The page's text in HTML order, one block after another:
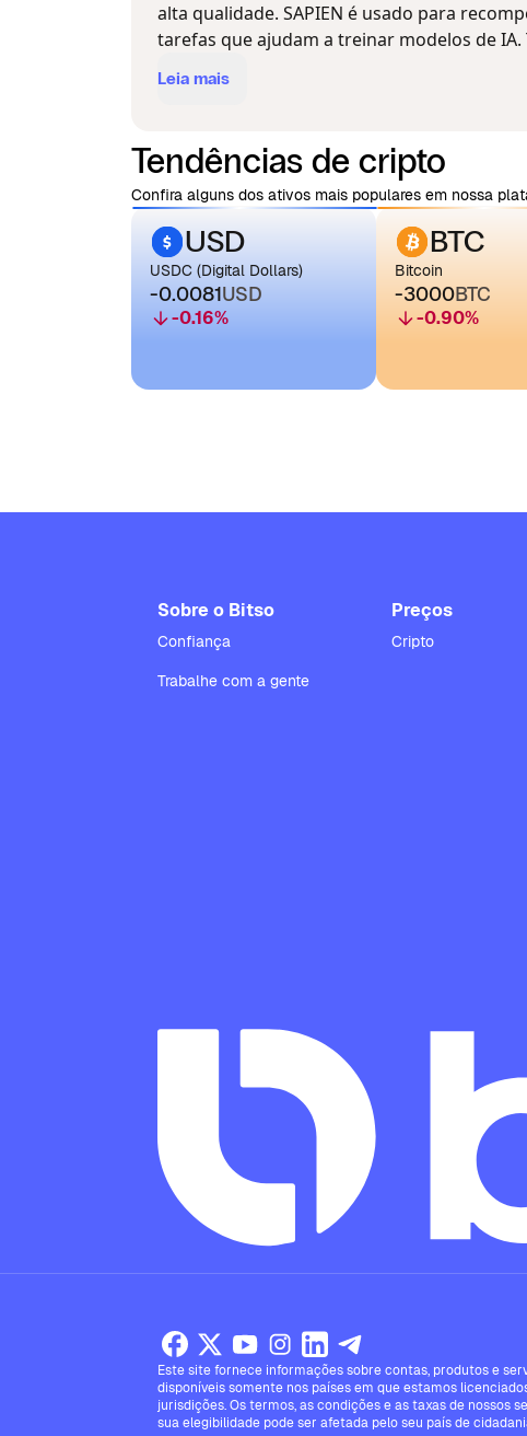
alta qualidade. SAPIEN é usado para
tarefas que ajudam a treinar modelos de IA.
Leia mais
Tendências de cripto
Confira alguns dos ativos mais populares em nossa
USD
USDC (Digital Dollars)
-0.0081USD
-0.16%
BTC
Bitcoin
-3000BTC
-0.90%
Sobre o Bitso
Confiança
Trabalhe com a gente
Preços
Cripto
Este site fornece informações sobre contas, produtos e
disponíveis somente nos países em que estamos
jurisdições. Os termos, as condições e as taxas de nossos
sua elegibilidade pode ser afetada pelo seu país de